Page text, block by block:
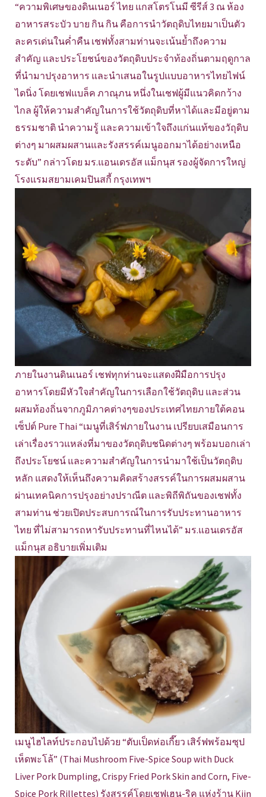
“ความพิเศษของดินเนอร์ ไทย แกสโตรโนมี ซีรีส์ 3 ณ ห้อง
อาหารสระบัว บาย กิน กิน คือการนำวัตถุดิบไทยมาเป็นตัว
ละครเด่นในค่ำคืน เชฟทั้งสามท่านจะเน้นย้ำถึงความ
สำคัญ และประโยชน์ของวัตถุดิบประจำท้องถิ่นตามฤดูกาล
ที่นำมาปรุงอาหาร และนำเสนอในรูปแบบอาหารไทยไฟน์
ไดนิ่ง โดยเชฟแบล็ค ภาณุภน หนึ่งในเชฟผู้มีแนวคิดกว้าง
ไกล ผู้ให้ความสำคัญในการใช้วัตถุดิบที่หาได้และมีอยู่ตาม
ธรรมชาติ นำความรู้ และความเข้าใจถึงแก่นแท้ของวัถุดิบ
ต่างๆ มาผสมผสานและรังสรรค์เมนูออกมาได้อย่างเหนือ
ระดับ” กล่าวโดย มร.แอนเดรอัส แม็กนุส รองผู้จัดการใหญ่
โรงแรมสยามเคมปินสกี้ กรุงเทพฯ
ภายในงานดินเนอร์ เชฟทุกท่านจะแสดงฝีมือการปรุง
อาหารโดยมีหัวใจสำคัญในการเลือกใช้วัตถุดิบ และส่วน
ผสมท้องถิ่นจากภูมิภาคต่างๆของประเทศไทยภายใต้คอน
เซ็ปต์ Pure Thai “เมนูที่เสิร์ฟภายในงาน เปรียบเสมือนการ
เล่าเรื่องราวแหล่งที่มาของวัตถุดิบชนิดต่างๆ พร้อมบอกเล่า
ถึงประโยชน์ และความสำคัญในการนำมาใช้เป็นวัตถุดิบ
หลัก แสดงให้เห็นถึงความคิดสร้างสรรค์ในการผสมผสาน
ผ่านเทคนิคการปรุงอย่างปราณีต และพิถีพิถันของเชฟทั้ง
สามท่าน ช่วยเปิดประสบการณ์ในการรับประทานอาหาร
ไทย ที่ไม่สามารถหารับประทานที่ไหนได้” มร.แอนเดรอัส
แม็กนุส อธิบายเพิ่มเติม
เมนูไฮไลท์ประกอบไปด้วย “ตับเป็ดห่อเกี๊ยว เสิร์ฟพร้อมซุป
เห็ดพะโล้” (Thai Mushroom Five-Spice Soup with Duck
Liver Pork Dumpling, Crispy Fried Pork Skin and Corn, Five-
Spice Pork Rillettes) รังสรรค์โดยเชฟเฮน-ริค แห่งร้าน Kiin